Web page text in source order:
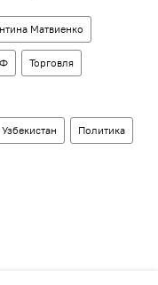
Матвиенко
Торговля
Политика